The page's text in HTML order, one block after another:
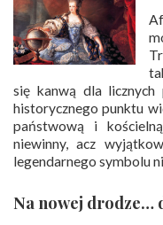
się kanwą dla
historycznego punktu
państwową i
niewinny, acz
legendarnego symbolu
Na nowej drodze…